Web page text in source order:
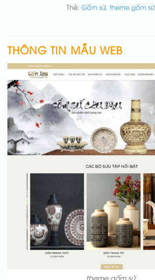
Thẻ: Gốm sứ, theme gốm sứ
THÔNG TIN MẪU WEB
theme gốm sứ